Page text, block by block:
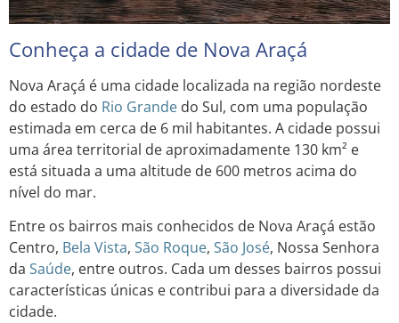
Conheça a cidade de Nova Araçá
Nova Araçá é uma cidade localizada na região nordeste
do estado do Rio Grande do Sul, com uma população
estimada em cerca de 6 mil habitantes. A cidade possui
uma área territorial de aproximadamente 130 km² e
está situada a uma altitude de 600 metros acima do
nível do mar.
Entre os bairros mais conhecidos de Nova Araçá estão
Centro, Bela Vista, São Roque, São José, Nossa Senhora
da Saúde, entre outros. Cada um desses bairros possui
características únicas e contribui para a diversidade da
cidade.